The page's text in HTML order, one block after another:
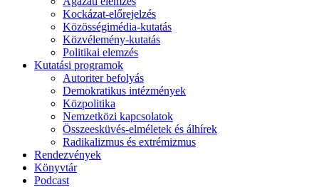
Kockázat-előrejelzés
Közösségimédia-kutatás
Közvélemény-kutatás
Politikai elemzés
Kutatási programok
Autoriter befolyás
Demokratikus intézmények
Közpolitika
Nemzetközi kapcsolatok
Összeesküvés-elméletek és álhírek
Radikalizmus és extrémizmus
Rendezvények
Könyvtár
Podcast